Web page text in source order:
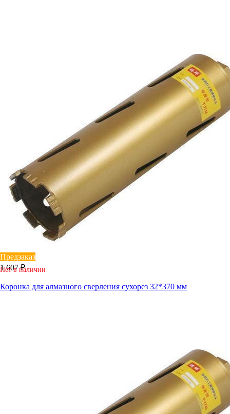
Предзаказ
1 607 ₽
Нет в наличии
Коронка для алмазного сверления сухорез 32*370 мм